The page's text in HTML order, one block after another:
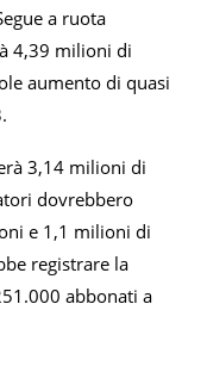
a ruota
4,39 milioni di
aumento di quasi
3,14 milioni di
dovrebbero
e 1,1 milioni di
registrare la
abbonati a